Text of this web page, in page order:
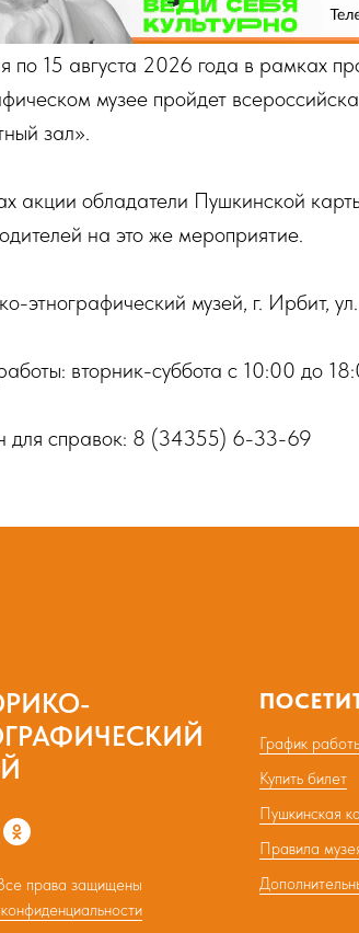
по 15 августа 2026 года в рамках
музее пройдет
зал».
акции обладатели Пушкинской
на это же мероприятие.
этнографический музей, г. Ирбит,
вторник-суббота с 10:00 до
для справок: 8 (34355) 6-33-69
права защищены
График
Купить билет
Пушкинская
Правила